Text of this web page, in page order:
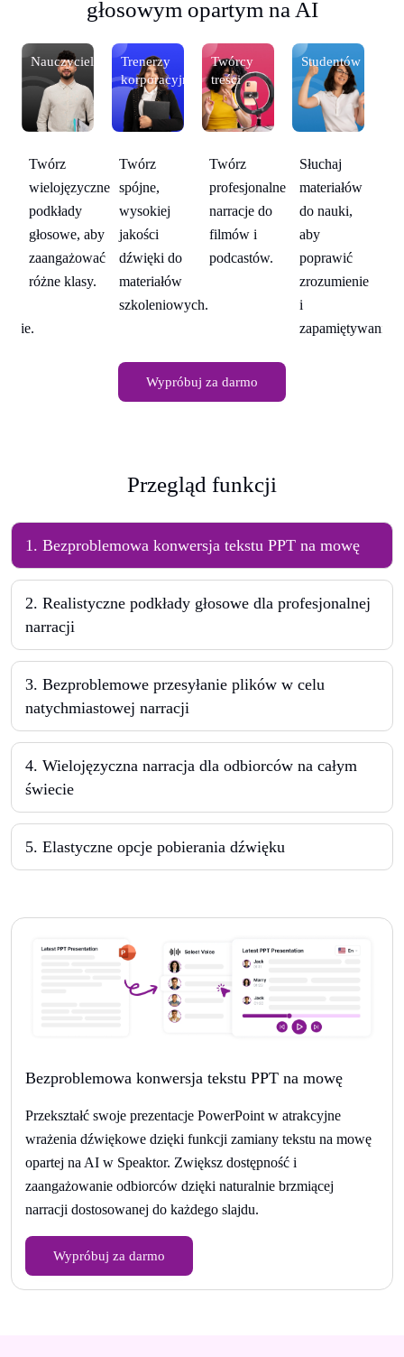
głosowym opartym na AI
Nauczycieli
Twórz
wielojęzyczne
podkłady
głosowe, aby
zaangażować
różne klasy.
Trenerzy
korporacyjni
Twórz
spójne,
wysokiej
jakości
dźwięki do
materiałów
szkoleniowych.
Twórcy
treści
Twórz
profesjonalne
narracje do
filmów i
podcastów.
Studentów
Słuchaj
materiałów
do nauki,
aby
poprawić
zrozumienie
i
zapamiętywanie.
Wypróbuj za darmo
Przegląd funkcji
1. Bezproblemowa konwersja tekstu PPT na mowę
2. Realistyczne podkłady głosowe dla profesjonalnej
narracji
3. Bezproblemowe przesyłanie plików w celu
natychmiastowej narracji
4. Wielojęzyczna narracja dla odbiorców na całym
świecie
5. Elastyczne opcje pobierania dźwięku
Bezproblemowa konwersja tekstu PPT na mowę
Przekształć swoje prezentacje PowerPoint w atrakcyjne
wrażenia dźwiękowe dzięki funkcji zamiany tekstu na mowę
opartej na AI w Speaktor. Zwiększ dostępność i
zaangażowanie odbiorców dzięki naturalnie brzmiącej
narracji dostosowanej do każdego slajdu.
Wypróbuj za darmo